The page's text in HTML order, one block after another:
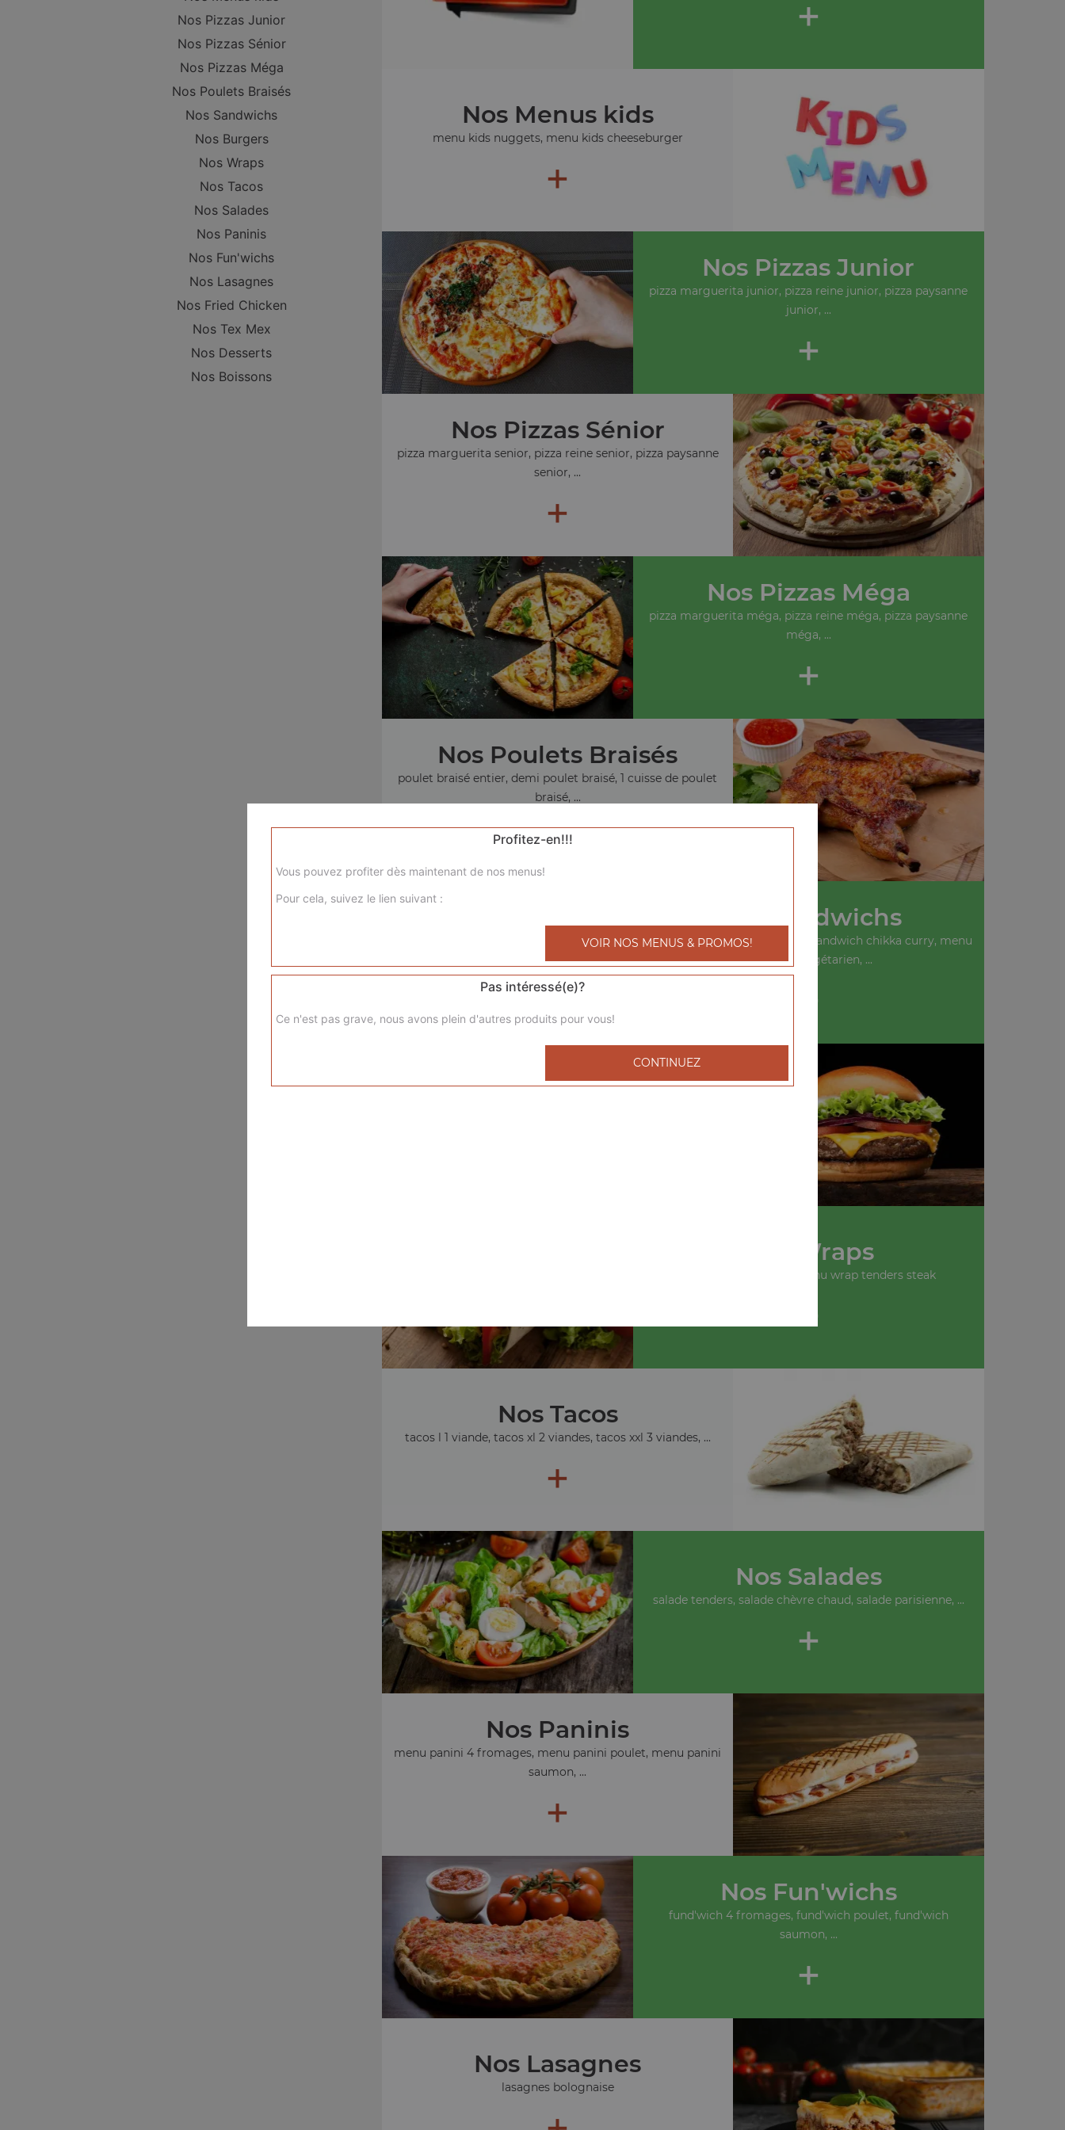
Nos Pizzas Junior
Nos Pizzas Sénior
Nos Pizzas Méga
Nos Poulets Braisés
Nos Sandwichs
Nos Burgers
Nos Wraps
Nos Tacos
Nos Salades
Nos Paninis
Nos Fun'wichs
Nos Lasagnes
Nos Fried Chicken
Nos Tex Mex
Nos Desserts
Nos Boissons
+
Nos Menus kids
menu kids nuggets, menu kids cheeseburger
+
Nos Pizzas Junior
pizza marguerita junior, pizza reine junior, pizza paysanne
junior, ...
+
Nos Pizzas Sénior
pizza marguerita senior, pizza reine senior, pizza paysanne
senior, ...
+
Nos Pizzas Méga
pizza marguerita méga, pizza reine méga, pizza paysanne
méga, ...
+
Nos Poulets Braisés
poulet braisé entier, demi poulet braisé, 1 cuisse de poulet
braisé, ...
+
Nos Sandwichs
menu sandwich kebab, menu sandwich chikka curry, menu
sandwich végétarien, ...
Nos Burgers
Nos Wraps
menu wrap tenders, menu wrap tenders steak
Nos Tacos
tacos l 1 viande, tacos xl 2 viandes, tacos xxl 3 viandes, ...
+
Nos Salades
salade tenders, salade chèvre chaud, salade parisienne, ...
+
Nos Paninis
menu panini 4 fromages, menu panini poulet, menu panini
saumon, ...
+
Nos Fun'wichs
fund'wich 4 fromages, fund'wich poulet, fund'wich
saumon, ...
+
Nos Lasagnes
lasagnes bolognaise
Profitez-en!!!
Vous pouvez profiter dès maintenant de nos menus!
Pour cela, suivez le lien suivant :
VOIR NOS MENUS & PROMOS!
Pas intéressé(e)?
Ce n'est pas grave, nous avons plein d'autres produits pour vous!
CONTINUEZ